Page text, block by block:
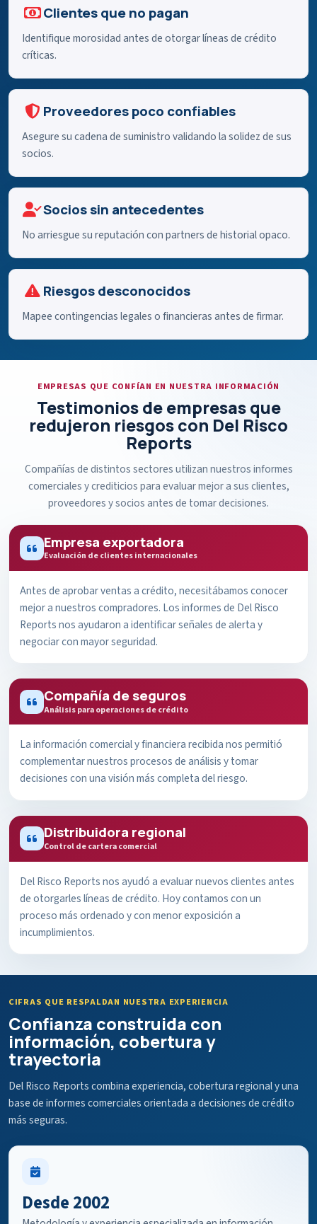
Clientes que no pagan
Identifique morosidad antes de otorgar líneas de crédito
críticas.
Proveedores poco confiables
Asegure su cadena de suministro validando la solidez de sus
socios.
Socios sin antecedentes
No arriesgue su reputación con partners de historial opaco.
Riesgos desconocidos
Mapee contingencias legales o financieras antes de firmar.
EMPRESAS QUE CONFÍAN EN NUESTRA INFORMACIÓN
Testimonios de empresas que
redujeron riesgos con Del Risco
Reports
Compañías de distintos sectores utilizan nuestros informes
comerciales y crediticios para evaluar mejor a sus clientes,
proveedores y socios antes de tomar decisiones.
Empresa exportadora
Evaluación de clientes internacionales
Antes de aprobar ventas a crédito, necesitábamos conocer
mejor a nuestros compradores. Los informes de Del Risco
Reports nos ayudaron a identificar señales de alerta y
negociar con mayor seguridad.
Compañía de seguros
Análisis para operaciones de crédito
La información comercial y financiera recibida nos permitió
complementar nuestros procesos de análisis y tomar
decisiones con una visión más completa del riesgo.
Distribuidora regional
Control de cartera comercial
Del Risco Reports nos ayudó a evaluar nuevos clientes antes
de otorgarles líneas de crédito. Hoy contamos con un
proceso más ordenado y con menor exposición a
incumplimientos.
CIFRAS QUE RESPALDAN NUESTRA EXPERIENCIA
Confianza construida con
información, cobertura y
trayectoria
Del Risco Reports combina experiencia, cobertura regional y una
base de informes comerciales orientada a decisiones de crédito
más seguras.
Desde 2002